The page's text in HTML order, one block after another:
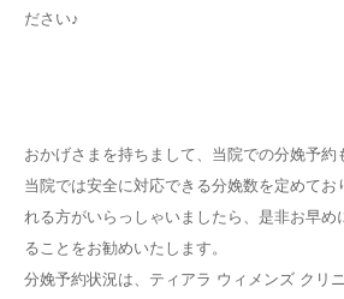
ださい♪
おかげさまを持ちまして、当院での分娩予約
当院では安全に対応できる分娩数を定めてお
れる方がいらっしゃいましたら、是非お早め
ることをお勧めいたします。
分娩予約状況は、ティアラ ウィメンズ クリ